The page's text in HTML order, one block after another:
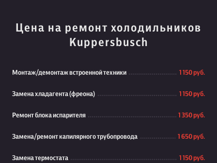
Цена на ремонт холодильников
Kuppersbusch
Монтаж/демонтаж встроенной техники 1 150 руб.
Замена хладагента (фреона) 1 150 руб.
Ремонт блока испарителя 1 350 руб.
Замена/ремонт капилярного трубопровода 1 650 руб.
Замена термостата 1 150 руб.